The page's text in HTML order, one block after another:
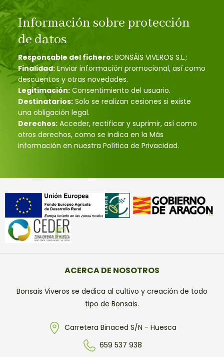
Información sobre protección
de datos
Responsable del fichero: BONSÁIS VIVEROS S.L.;
Finalidad: Enviar información promocional, así como
descuentos y otras novedades.
Legitimación: Consentimiento del usuario.
Destinatarios: Solo se realizan cesiones si existe
una obligación legal.
Derechos: Acceder, rectificar y suprimir, así como
otros derechos, como se indica en la Más
información en nuestra Política de Privacidad.
ACERCA DE NOSOTROS
Bonsais Viveros se dedica al cultivo y creación de todo
tipo de Bonsais.
Carretera Binaced S/N - Huesca
659 537 938